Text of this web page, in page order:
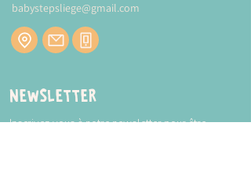
CLIQUEZ-ICI
babystepsliege@gmail.com
Newsletter
Inscrivez-vous à notre newsletter pour être